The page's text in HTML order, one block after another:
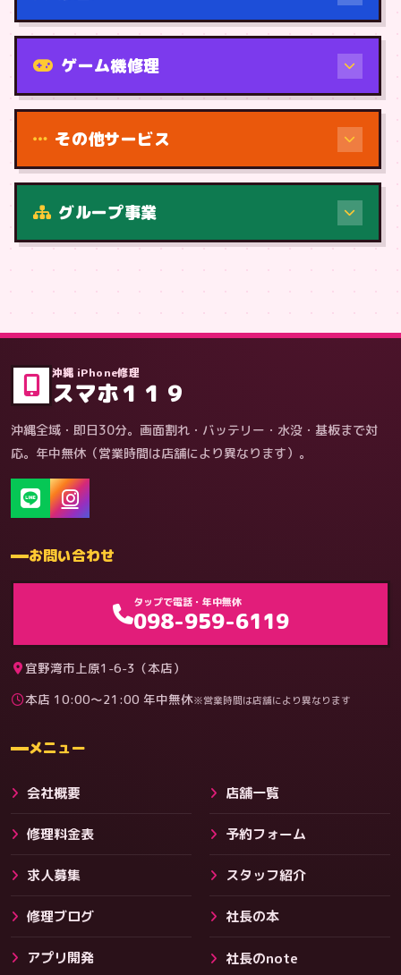
機種から
症状・内容から
料金
ゲーム機修理
その他サービス
グループ事業
沖縄 iPhone修理
スマホ１１９
沖縄全域・即日30分。画面割れ・バッテリー・水没・基板まで対
応。年中無休（営業時間は店舗により異なります）。
お問い合わせ
タップで電話・年中無休
098-959-6119
宜野湾市上原1-6-3（本店）
本店 10:00〜21:00 年中無休※営業時間は店舗により異なります
メニュー
会社概要 店舗一覧
修理料金表 予約フォーム
求人募集 スタッフ紹介
修理ブログ 社長の本
アプリ開発 社長のnote